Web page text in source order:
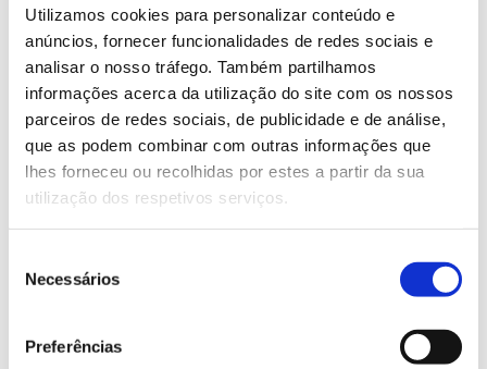
Utilizamos cookies para personalizar conteúdo e
anúncios, fornecer funcionalidades de redes sociais e
analisar o nosso tráfego. Também partilhamos
informações acerca da utilização do site com os nossos
parceiros de redes sociais, de publicidade e de análise,
que as podem combinar com outras informações que
lhes forneceu ou recolhidas por estes a partir da sua
utilização dos respetivos serviços.
Necessários
Preferências
na provisão de serviços de ecossistemas (produção,
regulação, culturais e suporte) reportados em
paisagens agrícolas de elevado valor.
Equipa
CIBIO– Universidade do Porto, CEABN Centro de
Institut,Federal Research Institute for Rural Areas, Forestry